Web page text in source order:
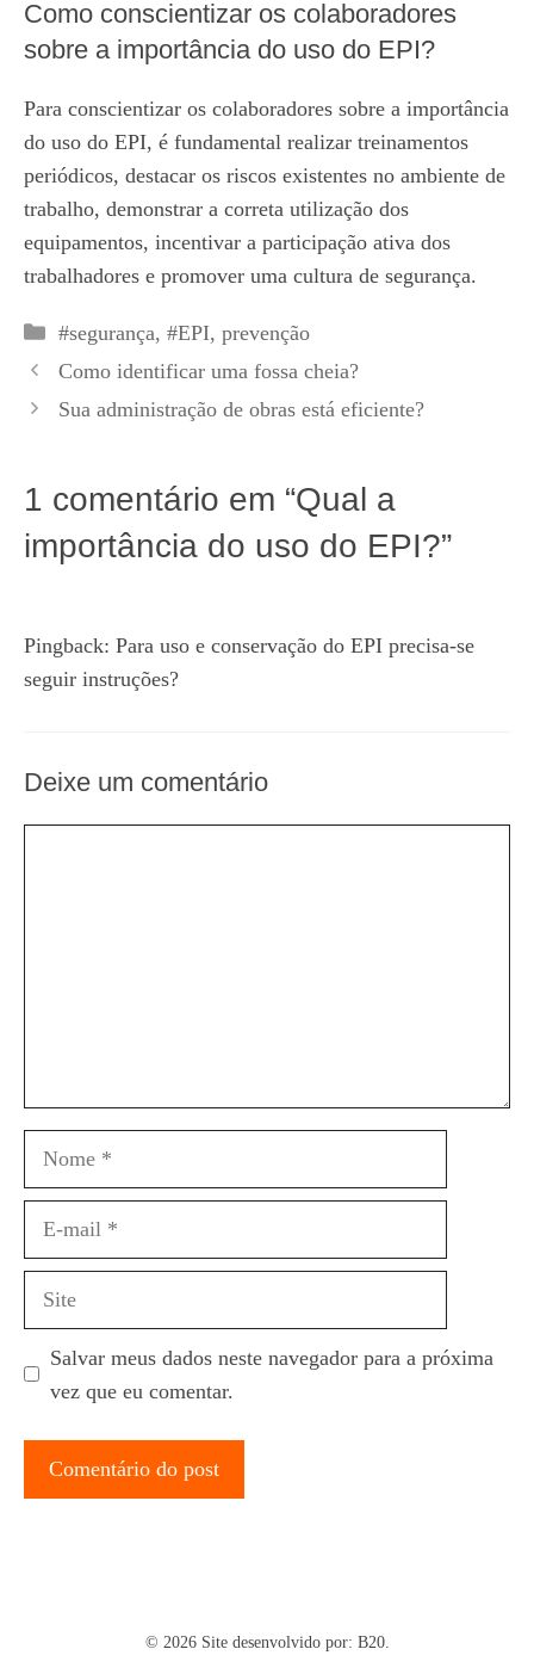
Como conscientizar os colaboradores
sobre a importância do uso do EPI?
Para conscientizar os colaboradores sobre a importância
do uso do EPI, é fundamental realizar treinamentos
periódicos, destacar os riscos existentes no ambiente de
trabalho, demonstrar a correta utilização dos
equipamentos, incentivar a participação ativa dos
trabalhadores e promover uma cultura de segurança.
Categorias
#segurança, #EPI, prevenção
Como identificar uma fossa cheia?
Sua administração de obras está eficiente?
1 comentário em “Qual a
importância do uso do EPI?”
Pingback: Para uso e conservação do EPI precisa-se
seguir instruções?
Deixe um comentário
Salvar meus dados neste navegador para a próxima
vez que eu comentar.
© 2026 Site desenvolvido por: B20.